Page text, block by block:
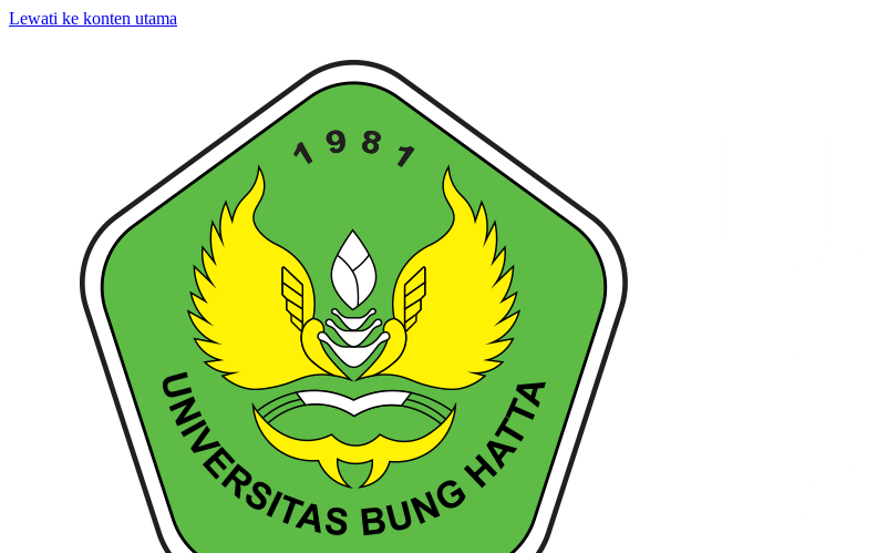
Lewati ke konten utama